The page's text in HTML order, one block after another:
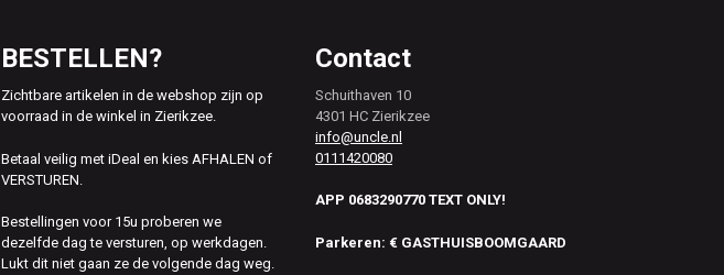
BESTELLEN?
Zichtbare artikelen in de webshop zijn op
voorraad in de winkel in Zierikzee.
Betaal veilig met iDeal en kies AFHALEN of
VERSTUREN.
Bestellingen voor 15u proberen we
dezelfde dag te versturen, op werkdagen.
Lukt dit niet gaan ze de volgende dag weg.
Contact
Schuithaven 10
4301 HC Zierikzee
info@uncle.nl
0111420080
APP 0683290770 TEXT ONLY!
Parkeren: € GASTHUISBOOMGAARD